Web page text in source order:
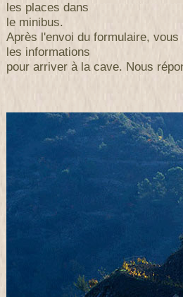
les places dans
le minibus.
Après l'envoi du formulaire,
les informations
pour arriver à la cave. Nous